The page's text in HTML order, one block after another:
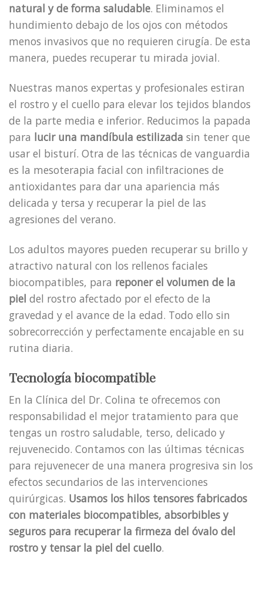
natural y de forma saludable. Eliminamos el
hundimiento debajo de los ojos con métodos
menos invasivos que no requieren cirugía. De esta
manera, puedes recuperar tu mirada jovial.
Nuestras manos expertas y profesionales estiran
el rostro y el cuello para elevar los tejidos blandos
de la parte media e inferior. Reducimos la papada
para lucir una mandíbula estilizada sin tener que
usar el bisturí. Otra de las técnicas de vanguardia
es la mesoterapia facial con infiltraciones de
antioxidantes para dar una apariencia más
delicada y tersa y recuperar la piel de las
agresiones del verano.
Los adultos mayores pueden recuperar su brillo y
atractivo natural con los rellenos faciales
biocompatibles, para reponer el volumen de la
piel del rostro afectado por el efecto de la
gravedad y el avance de la edad. Todo ello sin
sobrecorrección y perfectamente encajable en su
rutina diaria.
Tecnología biocompatible
En la Clínica del Dr. Colina te ofrecemos con
responsabilidad el mejor tratamiento para que
tengas un rostro saludable, terso, delicado y
rejuvenecido. Contamos con las últimas técnicas
para rejuvenecer de una manera progresiva sin los
efectos secundarios de las intervenciones
quirúrgicas. Usamos los hilos tensores fabricados
con materiales biocompatibles, absorbibles y
seguros para recuperar la firmeza del óvalo del
rostro y tensar la piel del cuello.